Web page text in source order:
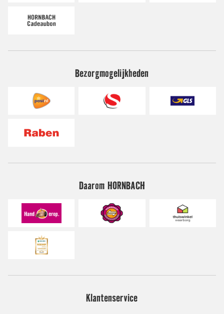
Bezorgmogelijkheden
Daarom HORNBACH
Klantenservice